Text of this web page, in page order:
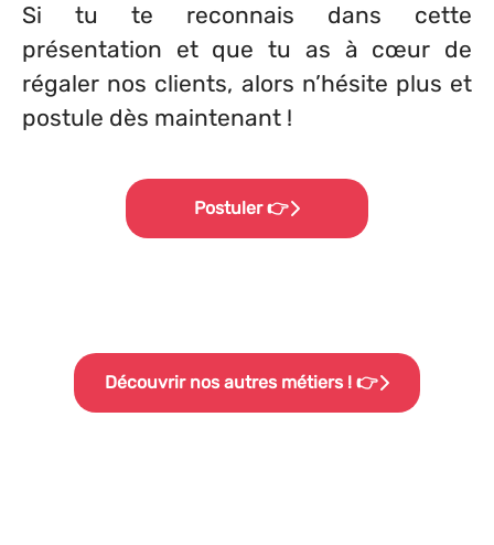
Si tu te reconnais dans cette
présentation et que tu as à cœur de
régaler nos clients, alors n’hésite plus et
postule dès maintenant !
Postuler 👉
Découvrir nos autres métiers ! 👉